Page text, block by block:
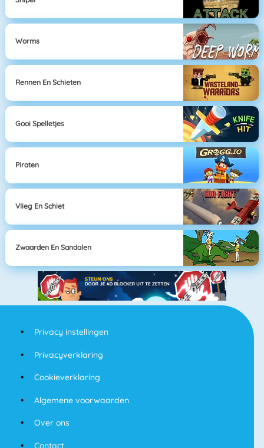
Worms
Rennen En Schieten
Gooi Spelletjes
Piraten
Vlieg En Schiet
Zwaarden En Sandalen
Privacy instellingen
Privacyverklaring
Cookieverklaring
Algemene voorwaarden
Over ons
Contact